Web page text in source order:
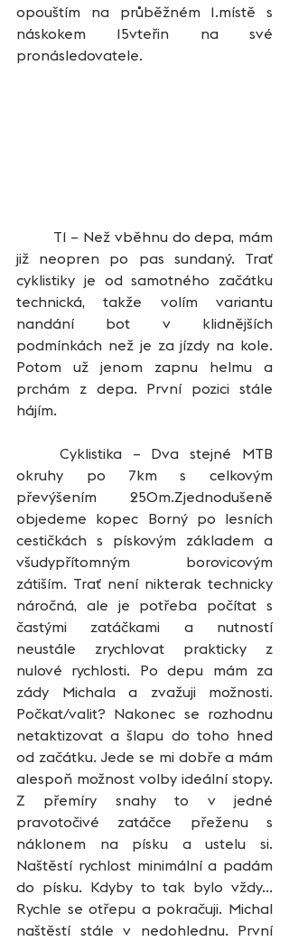
opouštím na průběžném 1.místě s
náskokem 15vteřin na své
pronásledovatele.
již neopren po pas sundaný. Trať
cyklistiky je od samotného začátku
technická, takže volím variantu
nandání bot v klidnějších
podmínkách než je za jízdy na kole.
Potom už jenom zapnu helmu a
prchám z depa. První pozici stále
hájím.
okruhy po 7km s celkovým
převýšením 250m.Zjednodušeně
objedeme kopec Borný po lesních
cestičkách s pískovým základem a
všudypřítomným borovicovým
zátiším. Trať není nikterak technicky
náročná, ale je potřeba počítat s
častými zatáčkami a nutností
neustále zrychlovat prakticky z
nulové rychlosti. Po depu mám za
zády Michala a zvažuji možnosti.
Počkat/valit? Nakonec se rozhodnu
netaktizovat a šlapu do toho hned
od začátku. Jede se mi dobře a mám
alespoň možnost volby ideální stopy.
Z přemíry snahy to v jedné
pravotočivé zatáčce přeženu s
náklonem na písku a ustelu si.
Naštěstí rychlost minimální a padám
do písku. Kdyby to tak bylo vždy...
Rychle se otřepu a pokračuji. Michal
naštěstí stále v nedohlednu. První